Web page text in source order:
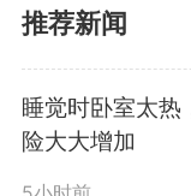
推荐新闻
睡觉时卧室太热
险大大增加